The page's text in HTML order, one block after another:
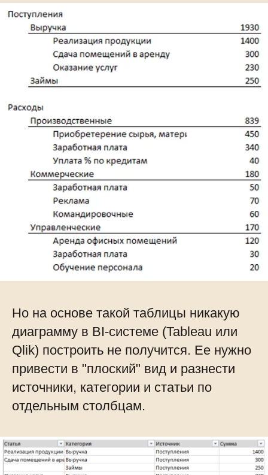
Но на основе такой таблицы никакую
диаграмму в BI-системе (Tableau или
Qlik) построить не получится. Ее нужно
привести в "плоский" вид и разнести
источники, категории и статьи по
отдельным столбцам.